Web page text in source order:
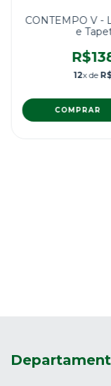
CONTEMPO V -
e
12x de